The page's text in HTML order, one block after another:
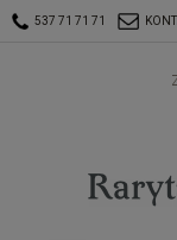
537 71 71 71